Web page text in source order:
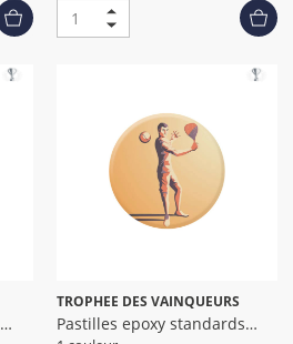
TROPHEE DES VAINQUEURS
Pastilles epoxy standards